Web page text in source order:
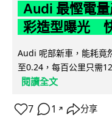
Audi 最慳電
彩造型曝光
Audi 呢部新車，能耗竟
至0.24，每百公里只需
閱讀全文
7 1 ↗ 分享